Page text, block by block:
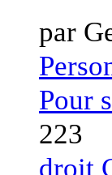
par
Pour
223
droit